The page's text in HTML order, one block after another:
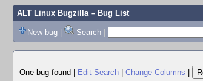
ALT Linux Bugzilla– Bug List
New bug | Search |
One bug found
Edit Search Change Columns